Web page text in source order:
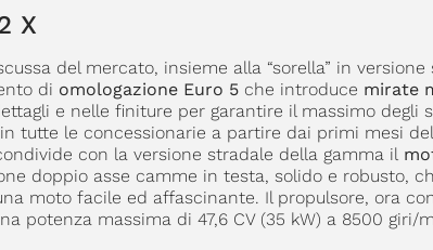
X
del mercato, insieme alla “sorella” in versione
di omologazione Euro 5che introduce mirate
e nelle finiture per garantire il massimo degli
tutte le concessionarie a partire dai primi mesi del
con la versione stradale della gamma il
doppio asse camme in testa, solido e robusto,
moto facile ed affascinante. Il propulsore, ora
potenza massima di 47,6 CV (35 kW) a 8500